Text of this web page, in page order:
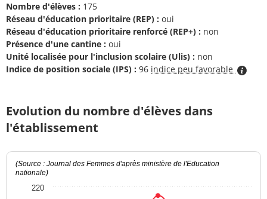
Nombre d'élèves : 175
Réseau d'éducation prioritaire (REP) : oui
Réseau d'éducation prioritaire renforcé (REP+) : non
Présence d'une cantine : oui
Unité localisée pour l'inclusion scolaire (Ulis) : non
Indice de position sociale (IPS) : 96 indice peu favorable
Evolution du nombre d'élèves dans
l'établissement
(Source : Journal des Femmes d'après ministère de l'Education
nationale)
220